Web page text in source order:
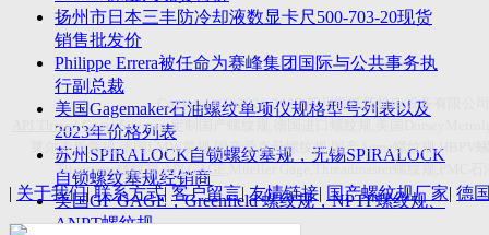
2023年美国Universal Punch圆度仪价格表，国产
定制跳动量仪
波音一季度营收增近三成超预期，近五年季度交
付数量首超空客
扬州市日本三丰防冷却液数显卡尺500-703-20现货
销售批发价
Philippe Errera被任命为赛峰集团国际与公共事务执
行副总裁
美国Gagemaker石油螺纹单项仪规格型号列表以及
2023年价格列表
苏州SPIRALOCK自锁螺纹塞规，无锡SPIRALOCK
自锁螺纹塞规经销商
美国GF GAGE，Greenfield 螺纹规，NPTF螺纹规、
ANPT螺纹规
Copyright(C)2026-2027苏州斯托茨机电设备有限公司
API Thread Gage, Sitemap,定制国产螺纹规
莱尔麦斯量规,德国 LMW量规,国产爱克母螺纹规 ,国产Acme 螺纹规,HBPV
Titecswiss螺纹规 ,API GAGE
| 关于我们|联系方式| 客户留言|友情链接| 国产螺纹规厂家| 德